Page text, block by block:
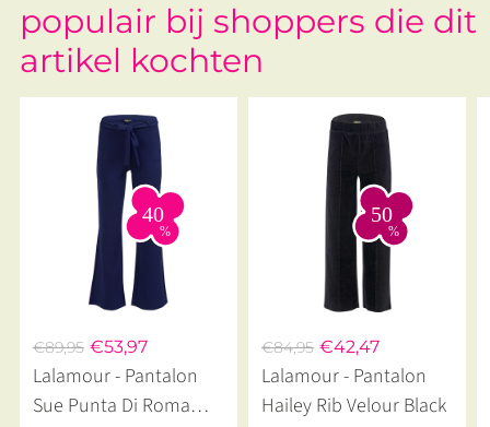
populair bij shoppers die dit
artikel kochten
€89,95 €53,97
Lalamour - Pantalon
Sue Punta Di Roma
€84,95 €42,47
Lalamour - Pantalon
Hailey Rib Velour Black